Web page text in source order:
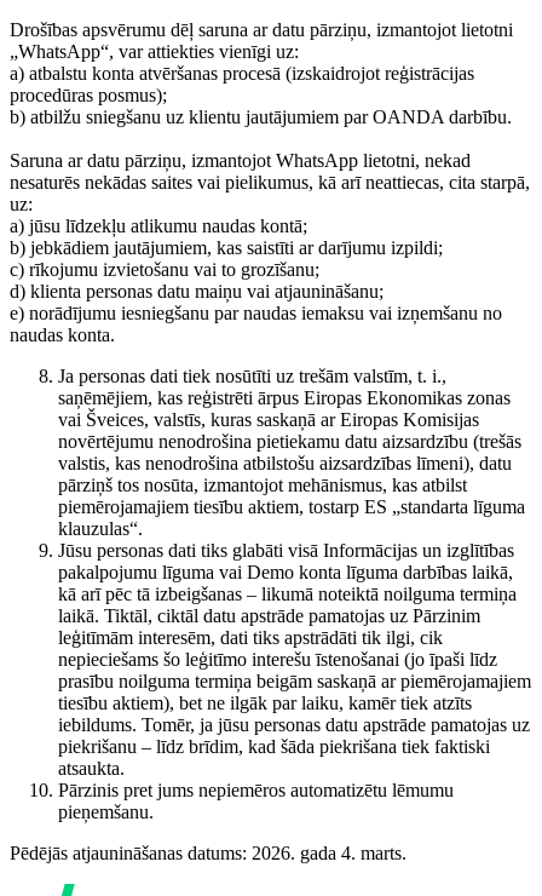
Drošības apsvērumu dēļ saruna ar datu pārziņu, izmantojot lietotni
„WhatsApp“, var attiekties vienīgi uz:
a) atbalstu konta atvēršanas procesā (izskaidrojot reģistrācijas
procedūras posmus);
b) atbilžu sniegšanu uz klientu jautājumiem par OANDA darbību.
Saruna ar datu pārziņu, izmantojot WhatsApp lietotni, nekad
nesaturēs nekādas saites vai pielikumus, kā arī neattiecas, cita starpā,
uz:
a) jūsu līdzekļu atlikumu naudas kontā;
b) jebkādiem jautājumiem, kas saistīti ar darījumu izpildi;
c) rīkojumu izvietošanu vai to grozīšanu;
d) klienta personas datu maiņu vai atjaunināšanu;
e) norādījumu iesniegšanu par naudas iemaksu vai izņemšanu no
naudas konta.
Ja personas dati tiek nosūtīti uz trešām valstīm, t. i.,
saņēmējiem, kas reģistrēti ārpus Eiropas Ekonomikas zonas
vai Šveices, valstīs, kuras saskaņā ar Eiropas Komisijas
novērtējumu nenodrošina pietiekamu datu aizsardzību (trešās
valstis, kas nenodrošina atbilstošu aizsardzības līmeni), datu
pārziņš tos nosūta, izmantojot mehānismus, kas atbilst
piemērojamajiem tiesību aktiem, tostarp ES „standarta līguma
klauzulas“.
Jūsu personas dati tiks glabāti visā Informācijas un izglītības
pakalpojumu līguma vai Demo konta līguma darbības laikā,
kā arī pēc tā izbeigšanas – likumā noteiktā noilguma termiņa
laikā. Tiktāl, ciktāl datu apstrāde pamatojas uz Pārzinim
leģitīmām interesēm, dati tiks apstrādāti tik ilgi, cik
nepieciešams šo leģitīmo interešu īstenošanai (jo īpaši līdz
prasību noilguma termiņa beigām saskaņā ar piemērojamajiem
tiesību aktiem), bet ne ilgāk par laiku, kamēr tiek atzīts
iebildums. Tomēr, ja jūsu personas datu apstrāde pamatojas uz
piekrišanu – līdz brīdim, kad šāda piekrišana tiek faktiski
atsaukta.
Pārzinis pret jums nepiemēros automatizētu lēmumu
pieņemšanu.
Pēdējās atjaunināšanas datums: 2026. gada 4. marts.